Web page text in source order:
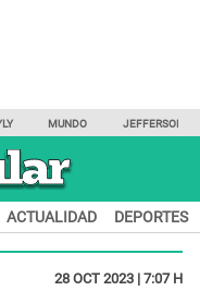
MUNDO JEFFERSON
ACTUALIDAD DEPORTES
28 OCT 2023 | 7:07 H